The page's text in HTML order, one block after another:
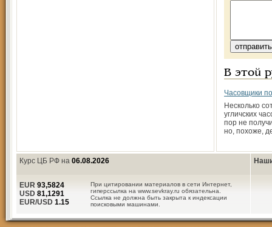
В этой
Часовщики
Несколько
угличских
пор не
но, похоже,
Курс ЦБ РФ на 06.08.2026
При цитировании материалов в сети Интернет,
гиперссылка на www.sevkray.ru обязательна.
Ссылка не должна быть закрыта к индексации
поисковыми машинами.
EUR 93,5824
USD 81,1291
EUR/USD 1.15